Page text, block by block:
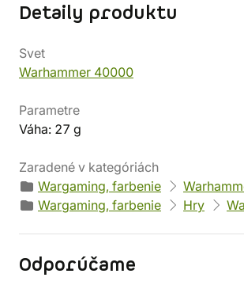
Detaily produktu
Svet
Warhammer 40000
Parametre
Váha: 27 g
Zaradené v kategóriách
Wargaming, farbenie
Wargaming, farbenie
Hry
Odporúčame